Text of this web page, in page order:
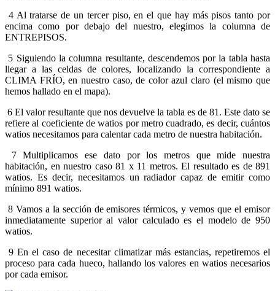
4 Al tratarse de un tercer piso, en el que hay más pisos tanto por
encima como por debajo del nuestro, elegimos la columna de
ENTREPISOS.
5 Siguiendo la columna resultante, descendemos por la tabla hasta
llegar a las celdas de colores, localizando la correspondiente a
CLIMA FRÍO, en nuestro caso, de color azul claro (el mismo que
hemos hallado en el mapa).
6 El valor resultante que nos devuelve la tabla es de 81. Este dato se
refiere al coeficiente de watios por metro cuadrado, es decir, cuántos
watios necesitamos para calentar cada metro de nuestra habitación.
7
Multiplicamos ese dato por los metros que mide nuestra
habitación, en nuestro caso 81 x 11 metros. El resultado es de 891
watios. Es decir, necesitamos un radiador capaz de emitir como
mínimo 891 watios.
8 Vamos a la sección de emisores térmicos, y vemos que el emisor
inmediatamente superior al valor calculado es el modelo de 950
watios.
9 En el caso de necesitar climatizar más estancias, repetiremos el
proceso para cada hueco, hallando los valores en watios necesarios
por cada emisor.